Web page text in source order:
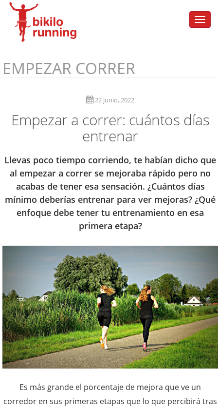
EMPEZAR CORRER
22 junio, 2022
Empezar a correr: cuántos días
entrenar
Llevas poco tiempo corriendo, te habían dicho que
al empezar a correr se mejoraba rápido pero no
acabas de tener esa sensación. ¿Cuántos días
mínimo deberías entrenar para ver mejoras? ¿Qué
enfoque debe tener tu entrenamiento en esa
primera etapa?
Es más grande el porcentaje de mejora que ve un
corredor en sus primeras etapas que lo que percibirá tras